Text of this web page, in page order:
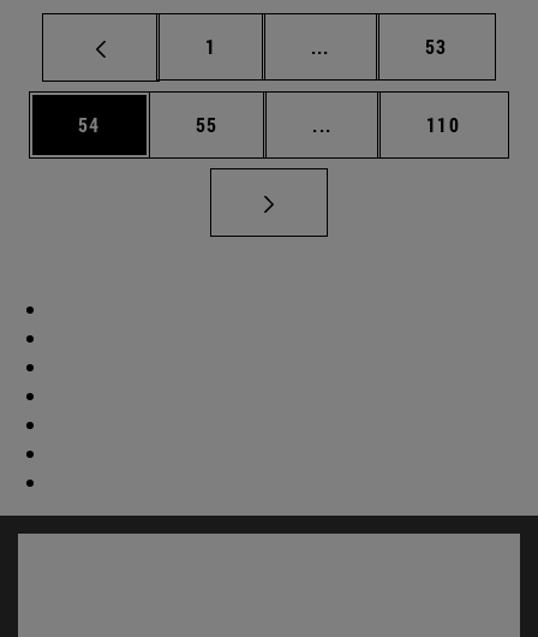
Página
1 ... Páginas intermedias
Página
53
Página
54 Página
55 ... Páginas intermedias
Página
110